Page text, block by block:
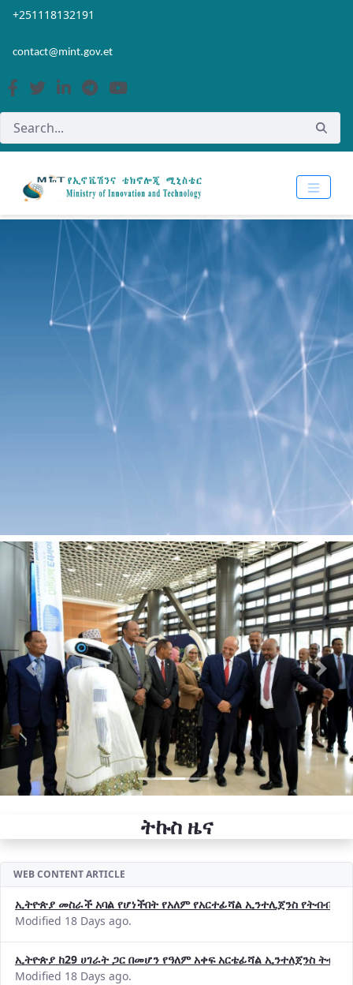
Skip to Main Content
Open Accessibility Menu
+251118132191
contact@mint.gov.et
Previous Next
ትኩስ ዜና
WEB CONTENT ARTICLE
ኢትዮጵያ መስራች አባል የሆነችበት የአለም የአርተፊሻል ኢንተሊጀንስ የትብብር
Modified 18 Days ago.
ኢትዮጵያ ከ29 ሀገራት ጋር በመሆን የዓለም አቀፍ አርቴፊሻል ኢንተለጀንስ
Modified 18 Days ago.